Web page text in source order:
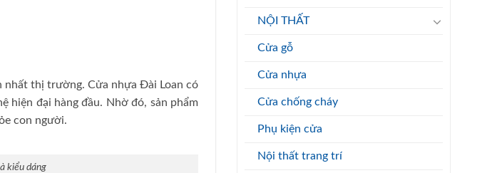
nhất thị trường. Cửa nhựa Đài Loan có
hiện đại hàng đầu. Nhờ đó, sản phẩm
con người.
kiểu dáng
NỘI THẤT
Cửa gỗ
Cửa nhựa
Cửa chống cháy
Phụ kiện cửa
Nội thất trang trí